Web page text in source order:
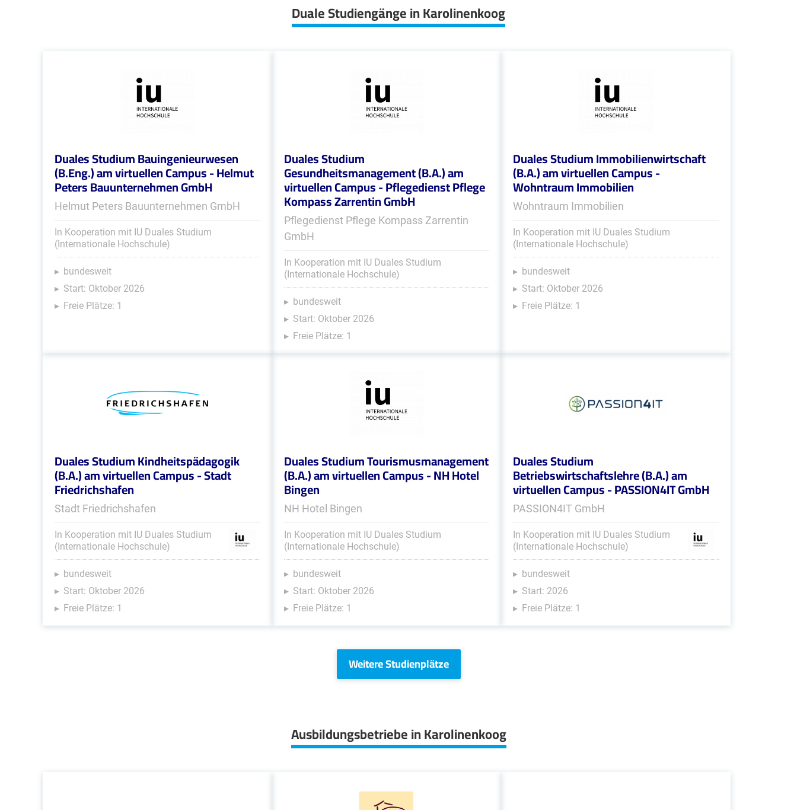
Duale Studiengänge in Karolinenkoog
Duales Studium Bauingenieurwesen
(B.Eng.) am virtuellen Campus - Helmut
Peters Bauunternehmen GmbH
Helmut Peters Bauunternehmen GmbH
In Kooperation mit IU Duales Studium
(Internationale Hochschule)
bundesweit
Start: Oktober 2026
Freie Plätze: 1
Duales Studium
Gesundheitsmanagement (B.A.) am
virtuellen Campus - Pflegedienst Pflege
Kompass Zarrentin GmbH
Pflegedienst Pflege Kompass Zarrentin
GmbH
In Kooperation mit IU Duales Studium
(Internationale Hochschule)
bundesweit
Start: Oktober 2026
Freie Plätze: 1
Duales Studium Immobilienwirtschaft
(B.A.) am virtuellen Campus -
Wohntraum Immobilien
Wohntraum Immobilien
In Kooperation mit IU Duales Studium
(Internationale Hochschule)
bundesweit
Start: Oktober 2026
Freie Plätze: 1
Duales Studium Kindheitspädagogik
(B.A.) am virtuellen Campus - Stadt
Friedrichshafen
Stadt Friedrichshafen
In Kooperation mit IU Duales Studium
(Internationale Hochschule)
bundesweit
Start: Oktober 2026
Freie Plätze: 1
Duales Studium Tourismusmanagement
(B.A.) am virtuellen Campus - NH Hotel
Bingen
NH Hotel Bingen
In Kooperation mit IU Duales Studium
(Internationale Hochschule)
bundesweit
Start: Oktober 2026
Freie Plätze: 1
Duales Studium
Betriebswirtschaftslehre (B.A.) am
virtuellen Campus - PASSION4IT GmbH
PASSION4IT GmbH
In Kooperation mit IU Duales Studium
(Internationale Hochschule)
bundesweit
Start: 2026
Freie Plätze: 1
Weitere Studienplätze
Ausbildungsbetriebe in Karolinenkoog